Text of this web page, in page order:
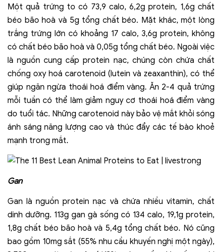
Một quả trứng to có 73,9 calo, 6,2g protein, 1,6g chất
béo bão hoà và 5g tổng chất béo. Mặt khác, một lòng
trắng trứng lớn có khoảng 17 calo, 3,6g protein, không
có chất béo bão hoà và 0,05g tổng chất béo. Ngoài việc
là nguồn cung cấp protein nạc, chúng còn chứa chất
chống oxy hoá carotenoid (lutein và zeaxanthin), có thể
giúp ngăn ngừa thoái hoá điểm vàng. Ăn 2-4 quả trứng
mỗi tuần có thể làm giảm nguy cơ thoái hoá điểm vàng
do tuổi tác. Những carotenoid này bảo vệ mắt khỏi sóng
ánh sáng năng lượng cao và thúc đẩy các tế bào khoẻ
mạnh trong mắt.
Gan
Gan là nguồn protein nạc và chứa nhiều vitamin, chất
dinh dưỡng. 113g gan gà sống có 134 calo, 19,1g protein,
1,8g chất béo bão hoà và 5,4g tổng chất béo. Nó cũng
bao gồm 10mg sắt (55% nhu cầu khuyến nghị một ngày),